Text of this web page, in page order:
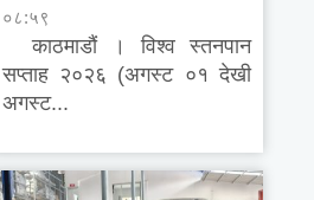
०८:५९
काठमाडौं । विश्व स्तनपान
सप्ताह २०२६ (अगस्ट ०१ देखी
अगस्ट...